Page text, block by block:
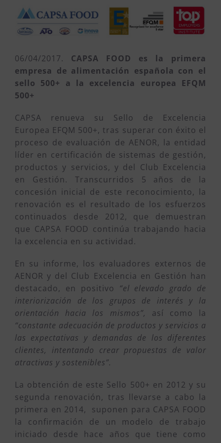
06/04/2017. CAPSA FOOD es la primera
empresa de alimentación española con el
sello 500+ a la excelencia europea EFQM
500+
CAPSA renueva su Sello de Excelencia
Europea EFQM 500+, tras superar con éxito el
proceso de evaluación de AENOR, la entidad
líder en certificación de sistemas de gestión,
productos y servicios, y del Club Excelencia
en Gestión. Transcurridos 5 años de la
concesión inicial de este reconocimiento, la
renovación es el resultado de los esfuerzos
continuados desde 2012, que demuestran
que CAPSA FOOD continúa trabajando hacia
la excelencia en su actividad.
En su informe, los evaluadores externos de
AENOR y del Club Excelencia en Gestión han
destacado, en positivo “el elevado grado de
interiorización de los grupos de interés y la
orientación hacia los mismos”,
así como la
“constante adecuación de productos y servicios a
las expectativas y demandas de los diferentes
clientes, intentando crear propuestas de valor
atractivas y sostenibles”.
La obtención de este Sello 500+ en 2012 y su
segunda renovación, tras llevarse a cabo la
primera en 2014, suponen para CAPSA FOOD
la confirmación de un modelo de trabajo
iniciado desde hace años que tiene como